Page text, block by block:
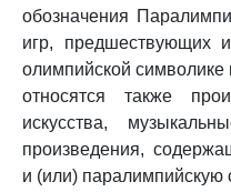
обозначения
игр,
олимпийской
относятся также
искусства,
произведения,
и (или) паралимпийскую